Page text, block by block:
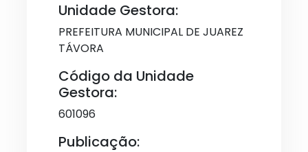
Unidade Gestora:
PREFEITURA MUNICIPAL DE JUAREZ
TÁVORA
Código da Unidade
Gestora:
601096
Publicação: